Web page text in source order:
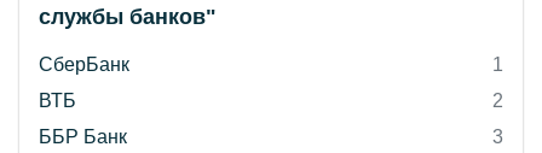
службы банков"
СберБанк
1
ВТБ
2
ББР Банк
3